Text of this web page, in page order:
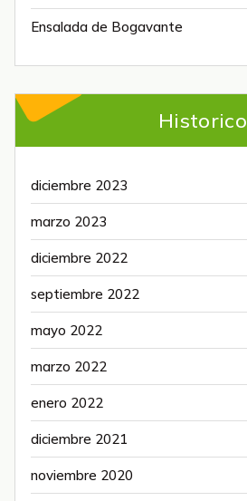
Ensalada de Bogavante
Historico
diciembre 2023
marzo 2023
diciembre 2022
septiembre 2022
mayo 2022
marzo 2022
enero 2022
diciembre 2021
noviembre 2020